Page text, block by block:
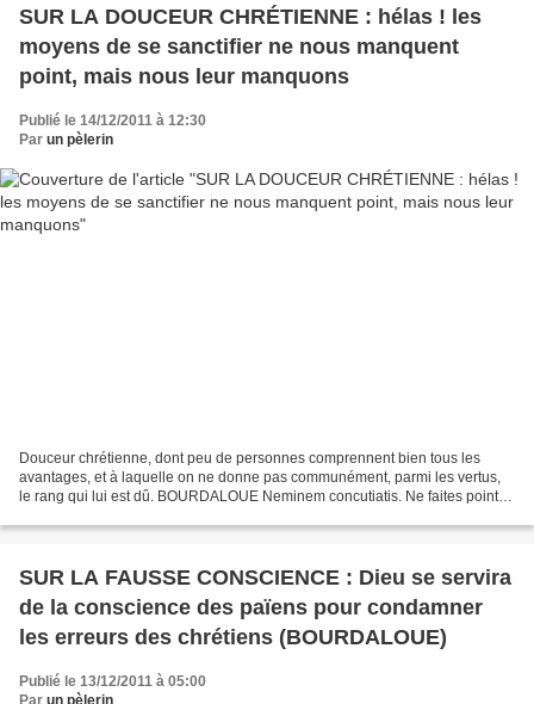
SUR LA DOUCEUR CHRÉTIENNE : hélas ! les
moyens de se sanctifier ne nous manquent
point, mais nous leur manquons
Publié le 14/12/2011 à 12:30
Par un pèlerin
Douceur chrétienne, dont peu de personnes comprennent bien tous les
avantages, et à laquelle on ne donne pas communément, parmi les vertus,
le rang qui lui est dû. BOURDALOUE Neminem concutiatis. Ne faites point
SUR LA FAUSSE CONSCIENCE : Dieu se servira
de la conscience des païens pour condamner
les erreurs des chrétiens (BOURDALOUE)
Publié le 13/12/2011 à 05:00
Par un pèlerin